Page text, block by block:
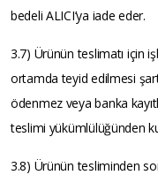
bedeli ALICI’ya iade eder.
3.7) Ürünün teslimatı için
ortamda teyid edilmesi
ödenmez veya banka
teslimi yükümlülüğünden
3.8) Ürünün tesliminden